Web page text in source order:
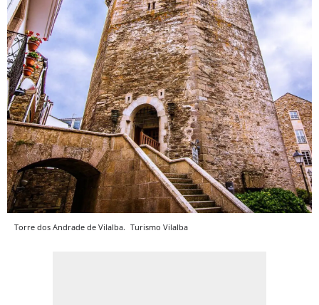
Torre dos Andrade de Vilalba. Turismo Vilalba